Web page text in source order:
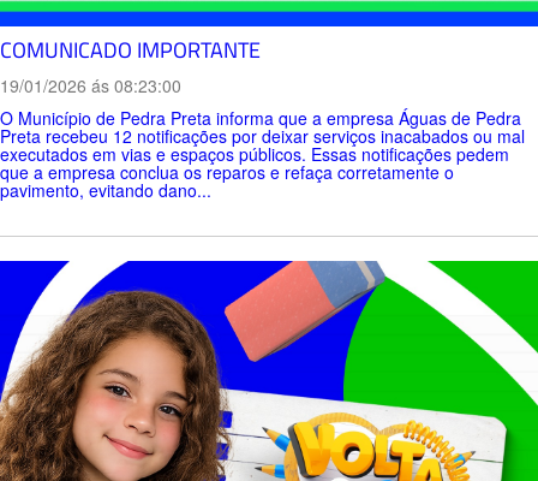
COMUNICADO IMPORTANTE
19/01/2026 ás 08:23:00
O Município de Pedra Preta informa que a empresa Águas de Pedra
Preta recebeu 12 notificações por deixar serviços inacabados ou mal
executados em vias e espaços públicos. Essas notificações pedem
que a empresa conclua os reparos e refaça corretamente o
pavimento, evitando dano...